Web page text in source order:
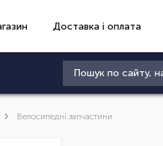
Доставка і оплата
Велосипедні запчастини